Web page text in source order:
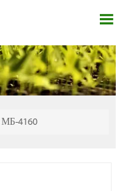

МБ-4160